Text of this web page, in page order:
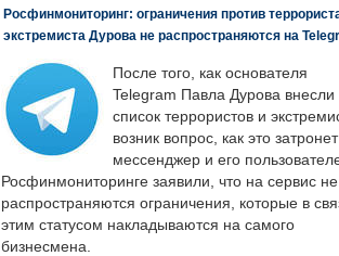
Росфинмониторинг: ограничения против
экстремиста Дурова не распространяются на
После того, как основателя
Telegram Павла Дурова внесли
список террористов и
возник вопрос, как это
мессенджер и его
Росфинмониторинге заявили, что на сервис не
распространяются ограничения, которые в
этим статусом накладываются на самого
бизнесмена.